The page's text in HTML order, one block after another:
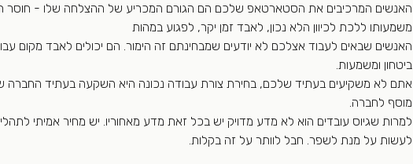
האנשים המרכיבים את הסטארטאפ שלכם הם הגורם המכריע של ההצלחה שלו - חוסר
משמעותו ללכת לכיוון הלא נכון, לאבד זמן יקר, לפגוע במהות
האנשים שבאים לעבוד אצלכם לא יודעים שמבחינתם זה הימור. הם יכולים לאבד מקום
ביטחון ומשמעות.
אתם לא משקיעים בעתיד שלכם, בחירת צורת עבודה נכונה היא השקעה בעתיד החברה
מוסף לחברה.
למרות שגיוס עובדים הוא לא מדע מדויק יש בכל זאת מדע מאחוריו. יש מחיר אמיתי
לעשות על מנת לשפר. חבל לוותר על זה בקלות.